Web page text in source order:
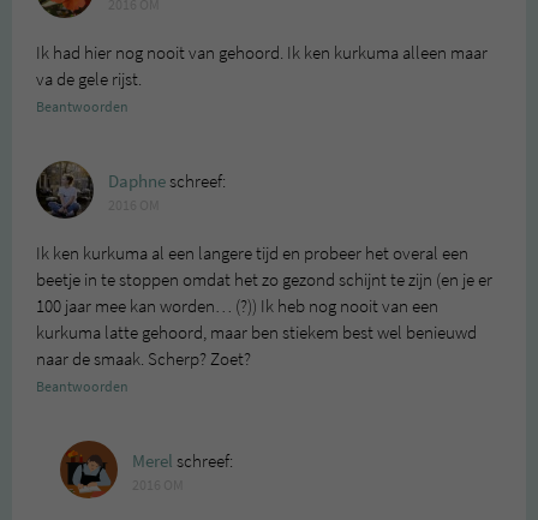
Ik had hier nog nooit van gehoord. Ik ken kurkuma alleen maar
va de gele rijst.
Beantwoorden
Daphneschreef:
Ik ken kurkuma al een langere tijd en probeer het overal een
beetje in te stoppen omdat het zo gezond schijnt te zijn (en je er
100 jaar mee kan worden… (?)) Ik heb nog nooit van een
kurkuma latte gehoord, maar ben stiekem best wel benieuwd
naar de smaak. Scherp? Zoet?
Beantwoorden
Merel schreef: